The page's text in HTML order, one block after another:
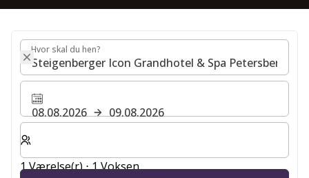
Hvor skal du hen?
Hvor skal du hen?
08.08.2026
09.08.2026
Vælg antal værelser og gæster til dit ophold
1 Værelse(r) ⋅ 1 Voksen